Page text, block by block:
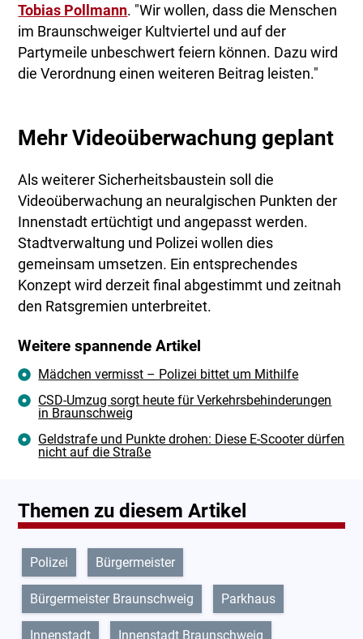
Tobias Pollmann. "Wir wollen, dass die Menschen
im Braunschweiger Kultviertel und auf der
Partymeile unbeschwert feiern können. Dazu wird
die Verordnung einen weiteren Beitrag leisten."
Mehr Videoüberwachung geplant
Als weiterer Sicherheitsbaustein soll die
Videoüberwachung an neuralgischen Punkten der
Innenstadt ertüchtigt und angepasst werden.
Stadtverwaltung und Polizei wollen dies
gemeinsam umsetzen. Ein entsprechendes
Konzept wird derzeit final abgestimmt und zeitnah
den Ratsgremien unterbreitet.
Weitere spannende Artikel
Mädchen vermisst – Polizei bittet um Mithilfe
CSD-Umzug sorgt heute für Verkehrsbehinderungen
in Braunschweig
Geldstrafe und Punkte drohen: Diese E-Scooter dürfen
nicht auf die Straße
Themen zu diesem Artikel
Polizei Bürgermeister
Bürgermeister Braunschweig Parkhaus
Innenstadt Innenstadt Braunschweig